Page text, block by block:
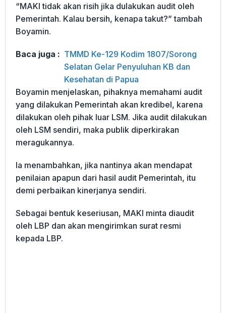
“MAKI tidak akan risih jika dulakukan audit oleh
Pemerintah. Kalau bersih, kenapa takut?” tambah
Boyamin.
Baca juga : TMMD Ke-129 Kodim 1807/Sorong
Selatan Gelar Penyuluhan KB dan
Kesehatan di Papua
Boyamin menjelaskan, pihaknya memahami audit
yang dilakukan Pemerintah akan kredibel, karena
dilakukan oleh pihak luar LSM. Jika audit dilakukan
oleh LSM sendiri, maka publik diperkirakan
meragukannya.
Ia menambahkan, jika nantinya akan mendapat
penilaian apapun dari hasil audit Pemerintah, itu
demi perbaikan kinerjanya sendiri.
Sebagai bentuk keseriusan, MAKI minta diaudit
oleh LBP dan akan mengirimkan surat resmi
kepada LBP.